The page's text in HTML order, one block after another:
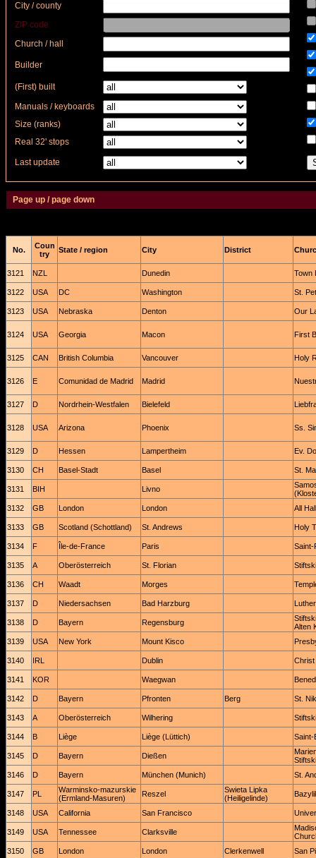
City / county
ZIP code
Church / hall
Builder
(First) built
Manuals / keyboards
Size (ranks)
Real 32' stops
Last update
Page up / page down
No.
Coun
try
State / region City District
3121 NZL Dunedin Town
3122 USA DC Washington St.
3123 USA Nebraska Denton Our
3124 USA Georgia Macon First
3125 CAN British Columbia Vancouver Holy
3126 E Comunidad de Madrid Madrid
3127 D Nordrhein-Westfalen Bielefeld
3128 USA Arizona Phoenix Ss.
3129 D Hessen Lampertheim Ev.
3130 CH Basel-Stadt Basel St.
3131 BIH Livno
3132
GB London London All
3133 GB Scotland (Schottland) St. Andrews Holy
3134 F Île-de-France Paris Saint-
3135 A Oberösterreich St. Florian
3136 CH Waadt Morges
3137 D Niedersachsen Bad Harzburg
3138 D Bayern Regensburg
Alten
3139
USA New York Mount Kisco
3140 IRL Dublin Christ
3141 KOR Waegwan
3142 D Bayern Pfronten Berg St.
3143 A Oberösterreich Wilhering
3144 B Liège Liège (Lüttich) Saint-
3145 D Bayern Dießen
3146
D Bayern München (Munich) St.
3147 PL
Warminsko-mazurskie
(Ermland-Masuren)
Reszel
Swieta Lipka
(Heiligelinde)
3148 USA California San Francisco
3149 USA Tennessee Clarksville
3150
GB London London Clerkenwell San